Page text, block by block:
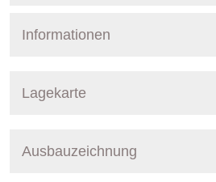
Informationen
Nummer
Lagekarte
+
Ausbauzeichnung